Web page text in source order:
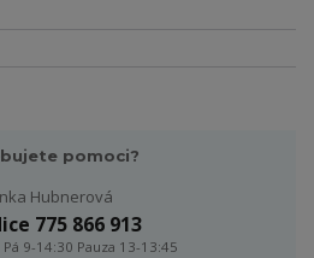
pomoci?
Hubnerová
775 866 913
9-14:30 Pauza 13-13:45